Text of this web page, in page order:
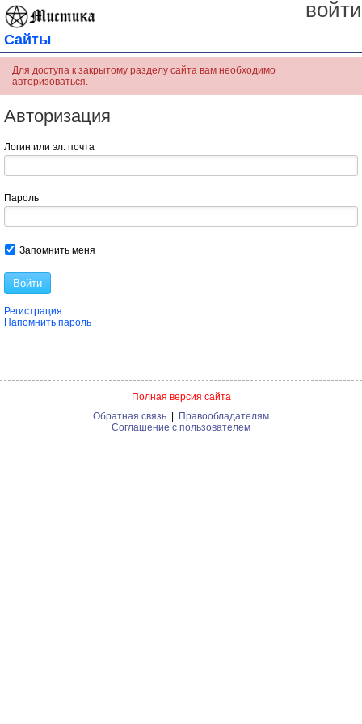
войти
Сайты
Для доступа к закрытому разделу сайта вам необходимо
авторизоваться.
Авторизация
Логин или эл. почта
Пароль
Запомнить меня
Войти
Регистрация
Напомнить пароль
Полная версия сайта
Обратная связь | Правообладателям
Соглашение с пользователем